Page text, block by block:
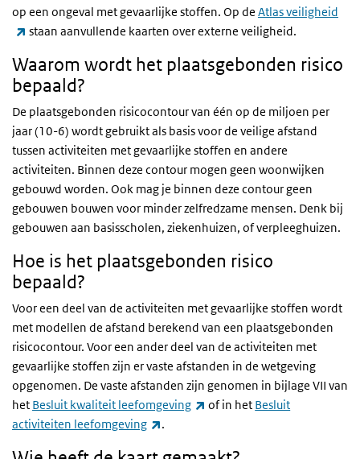
op een ongeval met gevaarlijke stoffen. Op de Atlas veiligheid
(externe link)
staan aanvullende kaarten over externe veiligheid.
Waarom wordt het plaatsgebonden risico
bepaald?
De plaatsgebonden risicocontour van één op de miljoen per
jaar (10-6) wordt gebruikt als basis voor de veilige afstand
tussen activiteiten met gevaarlijke stoffen en andere
activiteiten. Binnen deze contour mogen geen woonwijken
gebouwd worden. Ook mag je binnen deze contour geen
gebouwen bouwen voor minder zelfredzame mensen. Denk bij
gebouwen aan basisscholen, ziekenhuizen, of verpleeghuizen.
Hoe is het plaatsgebonden risico
bepaald?
Voor een deel van de activiteiten met gevaarlijke stoffen wordt
met modellen de afstand berekend van een plaatsgebonden
risicocontour. Voor een ander deel van de activiteiten met
gevaarlijke stoffen zijn er vaste afstanden in de wetgeving
opgenomen. De vaste afstanden zijn genomen in bijlage VII van
het Besluit kwaliteit leefomgeving (externe link)
of in het Besluit
activiteiten leefomgeving
(externe link)
.